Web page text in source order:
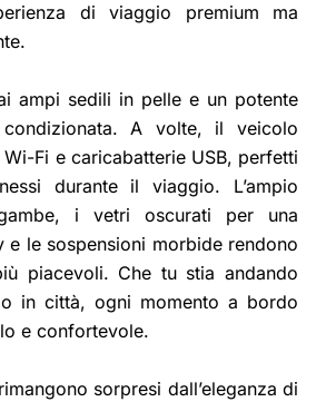
di viaggio premium ma
ampi sedili in pelle e un potente
A volte, il veicolo
Fi e caricabatterie USB, perfetti
durante il viaggio. L’ampio
i vetri oscurati per una
e le sospensioni morbide rendono
piacevoli. Che tu stia andando
in città, ogni momento a bordo
e confortevole.
sorpresi dall’eleganza di